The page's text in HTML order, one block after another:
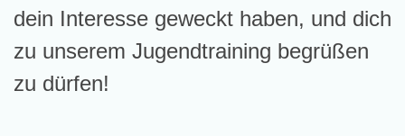
dein Interesse geweckt haben, und dich
zu unserem Jugendtraining begrüßen
zu dürfen!